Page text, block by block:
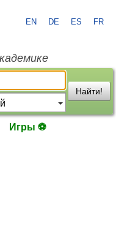
EN DE ES FR
Найти!
Игры ⚽